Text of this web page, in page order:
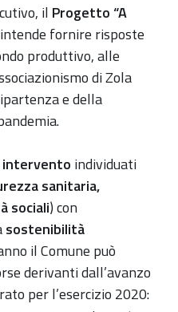
il Progetto “A
intende fornire risposte
produttivo, alle
di Zola
e della
individuati
sanitaria,
sociali) con
sostenibilità
il Comune può
derivanti dall’avanzo
per l’esercizio 2020: